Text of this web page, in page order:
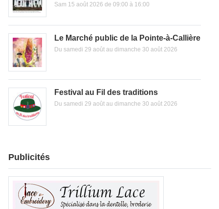
Sam 15 août 2026 de 09:00 à 16:00
Le Marché public de la Pointe-à-Callière
Du samedi 29 août au dimanche 30 août 2026
Festival au Fil des traditions
Du samedi 29 août au dimanche 30 août 2026
Publicités